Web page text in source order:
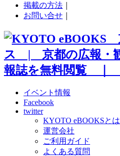
掲載の方法
お問い合せ
イベント情報
Facebook
twitter
KYOTO eBOOKSとは
運営会社
ご利用ガイド
よくある質問